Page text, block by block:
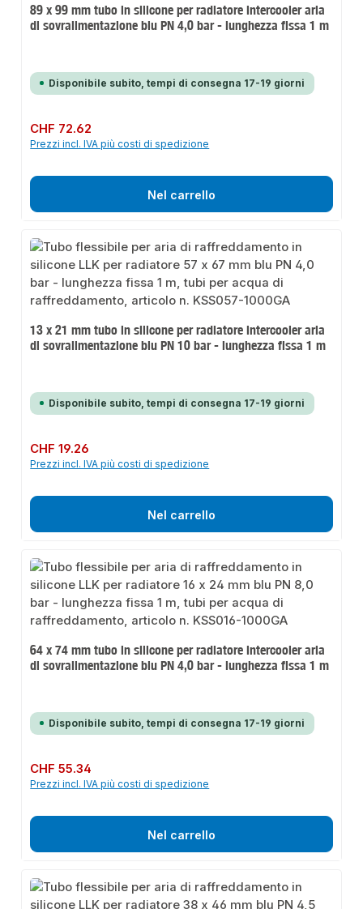
89 x 99 mm tubo in silicone per radiatore intercooler aria
di sovralimentazione blu PN 4,0 bar - lunghezza fissa 1 m
Disponibile subito, tempi di consegna 17-19 giorni
Prezzo normale:
CHF 72.62
Prezzi incl. IVA più costi di spedizione
Nel carrello
13 x 21 mm tubo in silicone per radiatore intercooler aria
di sovralimentazione blu PN 10 bar - lunghezza fissa 1 m
Disponibile subito, tempi di consegna 17-19 giorni
Prezzo normale:
CHF 19.26
Prezzi incl. IVA più costi di spedizione
Nel carrello
64 x 74 mm tubo in silicone per radiatore intercooler aria
di sovralimentazione blu PN 4,0 bar - lunghezza fissa 1 m
Disponibile subito, tempi di consegna 17-19 giorni
Prezzo normale:
CHF 55.34
Prezzi incl. IVA più costi di spedizione
Nel carrello